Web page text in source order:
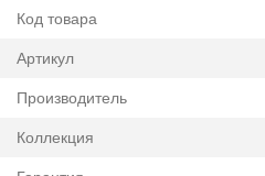
Код товара
Артикул
Производитель
Коллекция